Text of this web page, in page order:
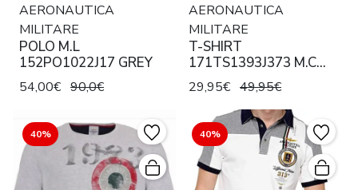
AERONAUTICA
MILITARE
POLO M.L
152PO1022J17 GREY
54,00€ 90,0€
AERONAUTICA
MILITARE
T-SHIRT
171TS1393J373 M.C
WHITE
29,95€ 49,95€
40% 40%